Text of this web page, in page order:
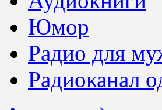
Юмор
Радио для
Радиоканал